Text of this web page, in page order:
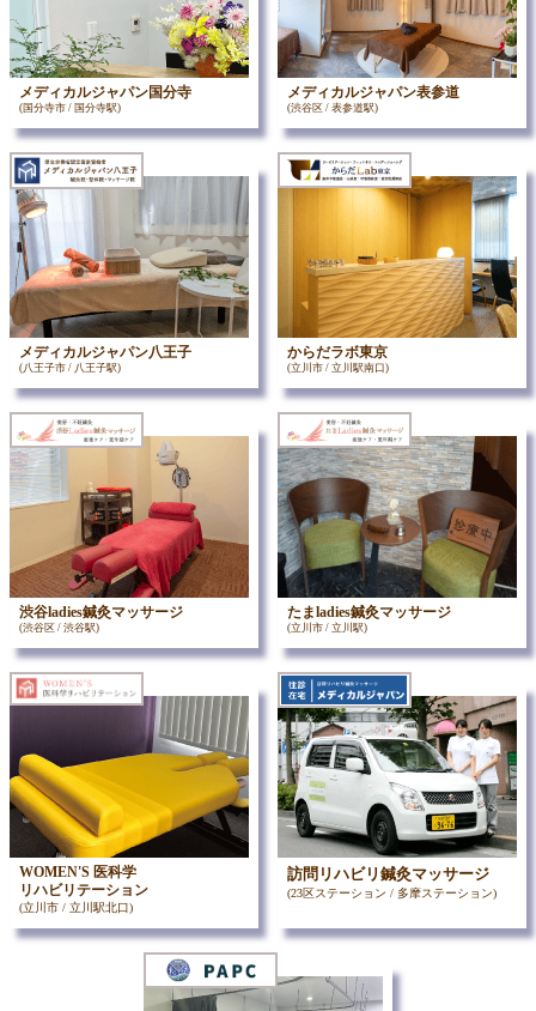
メディカルジャパン国分寺
(国分寺市 / 国分寺駅)
メディカルジャパン表参道
(渋谷区 / 表参道駅)
メディカルジャパン八王子
(八王子市 / 八王子駅)
からだラボ東京
(立川市 / 立川駅南口)
渋谷ladies鍼灸マッサージ
(渋谷区 / 渋谷駅)
たまladies鍼灸マッサージ
(立川市 / 立川駅)
WOMEN'S 医科学
リハビリテーション
(立川市 / 立川駅北口)
訪問リハビリ鍼灸マッサージ
(23区ステーション / 多摩ステーション)